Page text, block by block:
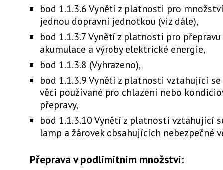
bod 1.1.3.6 Vynětí z platnosti pro
jednou dopravní jednotkou (viz dále),
bod 1.1.3.7 Vynětí z platnosti pro
akumulace a výroby elektrické energie,
bod 1.1.3.8 (Vyhrazeno),
bod 1.1.3.9 Vynětí z platnosti vztahující se
věci používané pro chlazení nebo
přepravy,
bod 1.1.3.10 Vynětí z platnosti vztahující
lamp a žárovek obsahujících nebezpečné
Přeprava v podlimitním množství: